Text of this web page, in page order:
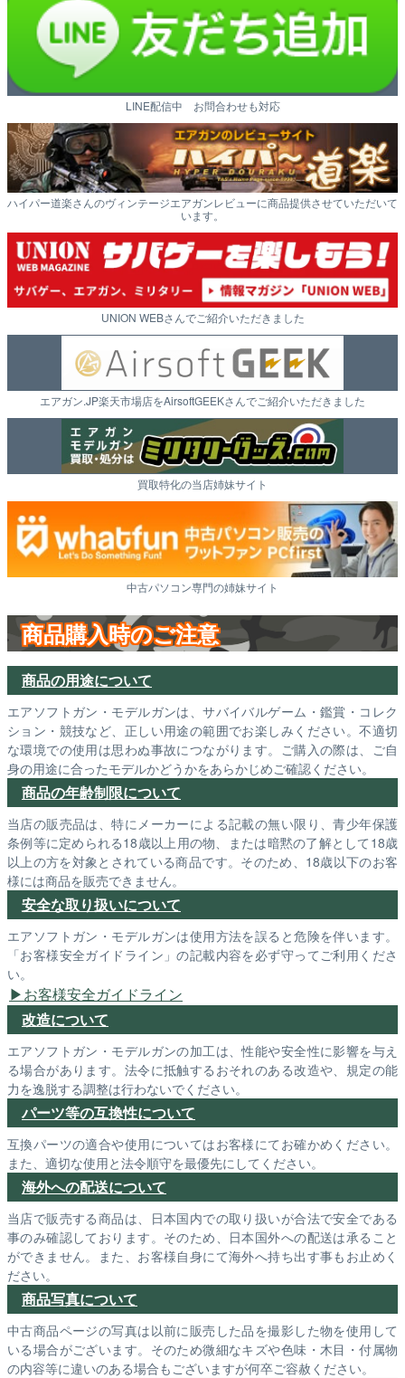
LINE配信中 お問合わせも対応
ハイパー道楽さんのヴィンテージエアガンレビューに商品提供させていただいて
います。
UNION WEBさんでご紹介いただきました
エアガン.JP楽天市場店をAirsoftGEEKさんでご紹介いただきました
買取特化の当店姉妹サイト
中古パソコン専門の姉妹サイト
商品購入時のご注意
商品の用途について
エアソフトガン・モデルガンは、サバイバルゲーム・鑑賞・コレク
ション・競技など、正しい用途の範囲でお楽しみください。不適切
な環境での使用は思わぬ事故につながります。ご購入の際は、ご自
身の用途に合ったモデルかどうかをあらかじめご確認ください。
商品の年齢制限について
当店の販売品は、特にメーカーによる記載の無い限り、青少年保護
条例等に定められる18歳以上用の物、または暗黙の了解として18歳
以上の方を対象とされている商品です。そのため、18歳以下のお客
様には商品を販売できません。
安全な取り扱いについて
エアソフトガン・モデルガンは使用方法を誤ると危険を伴います。
「お客様安全ガイドライン」の記載内容を必ず守ってご利用くださ
い。
お客様安全ガイドライン
改造について
エアソフトガン・モデルガンの加工は、性能や安全性に影響を与え
る場合があります。法令に抵触するおそれのある改造や、規定の能
力を逸脱する調整は行わないでください。
パーツ等の互換性について
互換パーツの適合や使用についてはお客様にてお確かめください。
また、適切な使用と法令順守を最優先にしてください。
海外への配送について
当店で販売する商品は、日本国内での取り扱いが合法で安全である
事のみ確認しております。そのため、日本国外への配送は承ること
ができません。また、お客様自身にて海外へ持ち出す事もお止めく
ださい。
商品写真について
中古商品ページの写真は以前に販売した品を撮影した物を使用して
いる場合がございます。そのため微細なキズや色味・木目・付属物
の内容等に違いのある場合もございますが何卒ご容赦ください。